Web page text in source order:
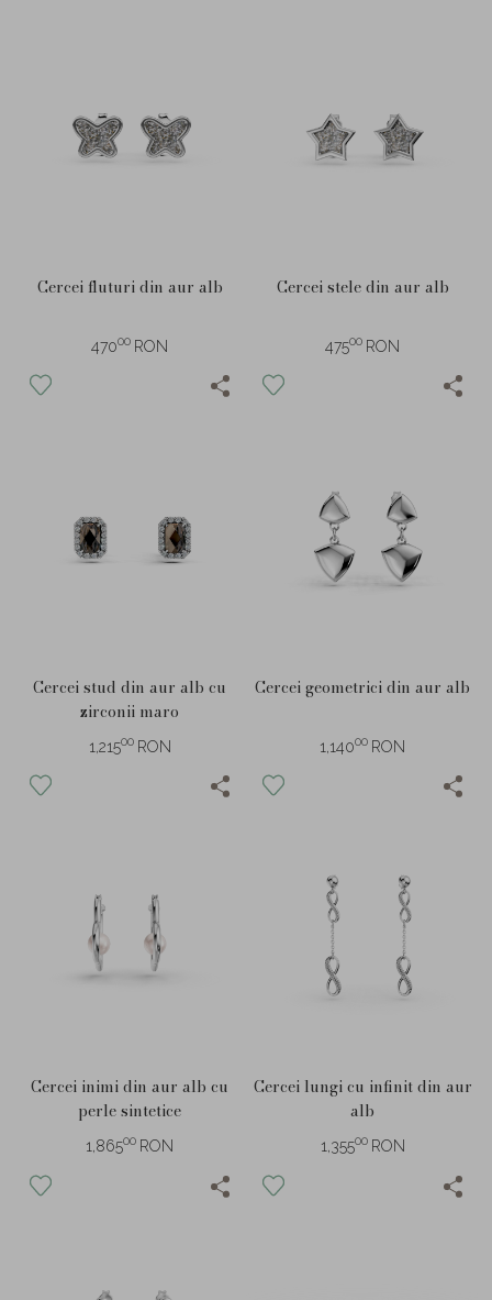
Cercei fluturi din aur alb
47000 RON
Cercei stele din aur alb
47500 RON
Cercei stud din aur alb cu
zirconii maro
1,21500 RON
Cercei geometrici din aur alb
1,14000 RON
Cercei inimi din aur alb cu
perle sintetice
1,86500 RON
Cercei lungi cu infinit din aur
alb
1,35500 RON